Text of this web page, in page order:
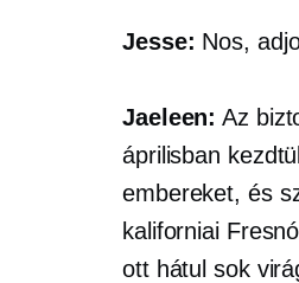
Jesse: Nos,
Jaeleen: Az
áprilisban
embereket, és
kaliforniai
ott hátul sok